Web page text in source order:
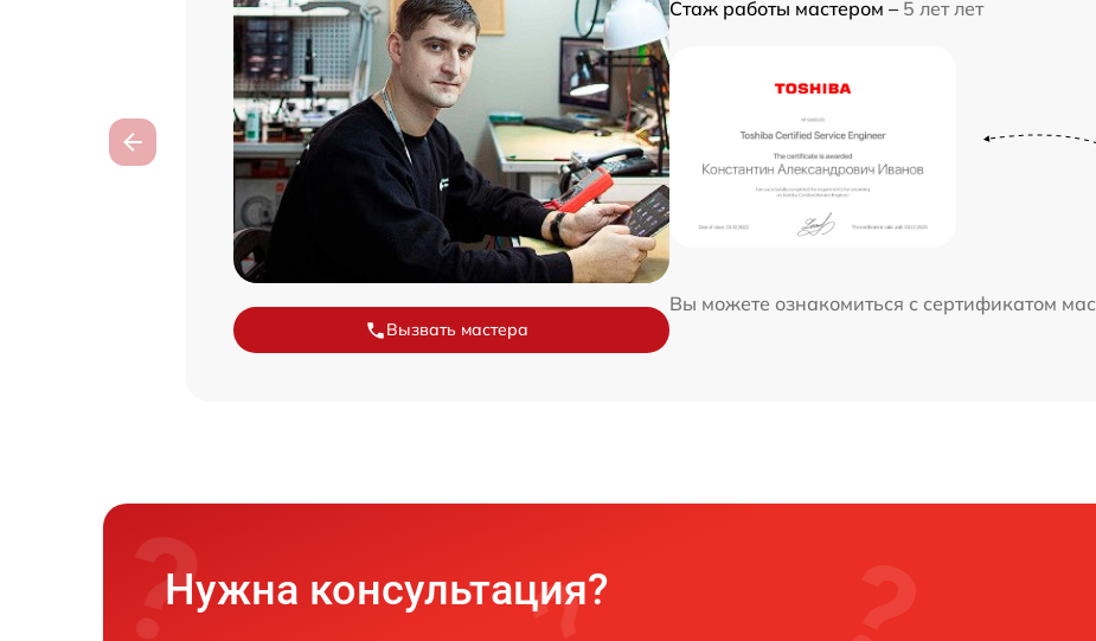
Вызвать мастера
Стаж работы мастером – 5 лет лет
Вы можете ознакомиться с сертификатом
Нужна консультация?